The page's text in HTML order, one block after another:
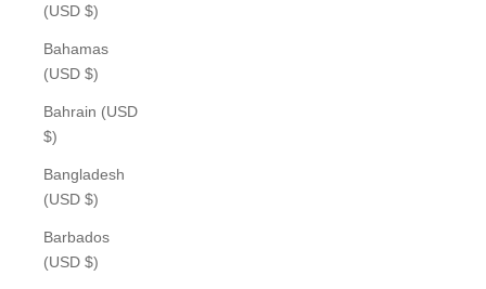
(USD $)
Bahamas
(USD $)
Bahrain (USD
$)
Bangladesh
(USD $)
Barbados
(USD $)